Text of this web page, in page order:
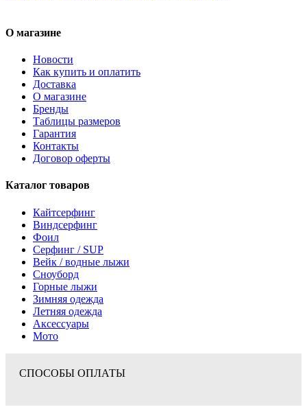
О магазине
Новости
Как купить и оплатить
Доставка
О магазине
Бренды
Таблицы размеров
Гарантия
Контакты
Договор оферты
Каталог товаров
Кайтсерфинг
Виндсерфинг
Фоил
Серфинг / SUP
Вейк / водные лыжи
Сноуборд
Горные лыжи
Зимняя одежда
Летняя одежда
Аксессуары
Мото
СПОСОБЫ ОПЛАТЫ